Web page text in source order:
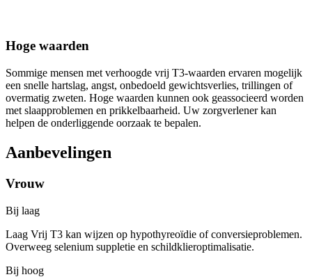
Hoge waarden
Sommige mensen met verhoogde vrij T3-waarden ervaren mogelijk
een snelle hartslag, angst, onbedoeld gewichtsverlies, trillingen of
overmatig zweten. Hoge waarden kunnen ook geassocieerd worden
met slaapproblemen en prikkelbaarheid. Uw zorgverlener kan
helpen de onderliggende oorzaak te bepalen.
Aanbevelingen
Vrouw
Bij laag
Laag Vrij T3 kan wijzen op hypothyreoïdie of conversieproblemen.
Overweeg selenium suppletie en schildklieroptimalisatie.
Bij hoog